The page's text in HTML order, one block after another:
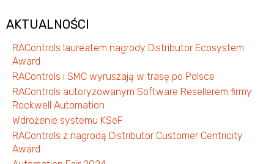
AKTUALNOŚCI
RAControls laureatem nagrody Distributor Ecosystem
Award
RAControls i SMC wyruszają w trasę po Polsce
RAControls autoryzowanym Software Resellerem firmy
Rockwell Automation
Wdrożenie systemu KSeF
RAControls z nagrodą Distributor Customer Centricity
Award